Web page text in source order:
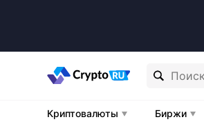
Криптовалюты Биржи